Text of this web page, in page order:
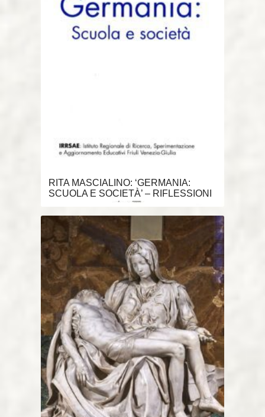
RITA MASCIALINO: ‘GERMANIA:
SCUOLA E SOCIETÀ’ – RIFLESSIONI